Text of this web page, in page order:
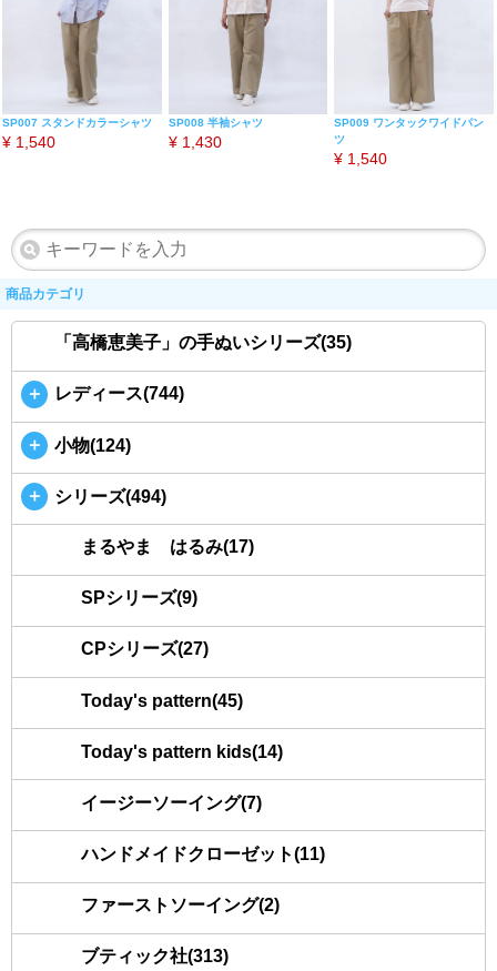
SP007 スタンドカラーシャツ
¥ 1,540
SP008 半袖シャツ
¥ 1,430
SP009 ワンタックワイドパン
ツ
¥ 1,540
商品カテゴリ
「高橋恵美子」の手ぬいシリーズ(35)
＋ レディース(744)
＋ 小物(124)
＋ シリーズ(494)
まるやま はるみ(17)
SPシリーズ(9)
CPシリーズ(27)
Today's pattern(45)
Today's pattern kids(14)
イージーソーイング(7)
ハンドメイドクローゼット(11)
ファーストソーイング(2)
ブティック社(313)